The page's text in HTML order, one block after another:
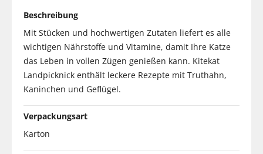
Beschreibung
Mit Stücken und hochwertigen Zutaten liefert es alle
wichtigen Nährstoffe und Vitamine, damit Ihre Katze
das Leben in vollen Zügen genießen kann. Kitekat
Landpicknick enthält leckere Rezepte mit Truthahn,
Kaninchen und Geflügel.
Verpackungsart
Karton